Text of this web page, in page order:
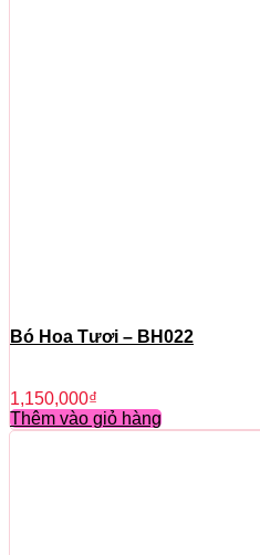
Bó Hoa Tươi – BH022
1,150,000₫
Thêm vào giỏ hàng